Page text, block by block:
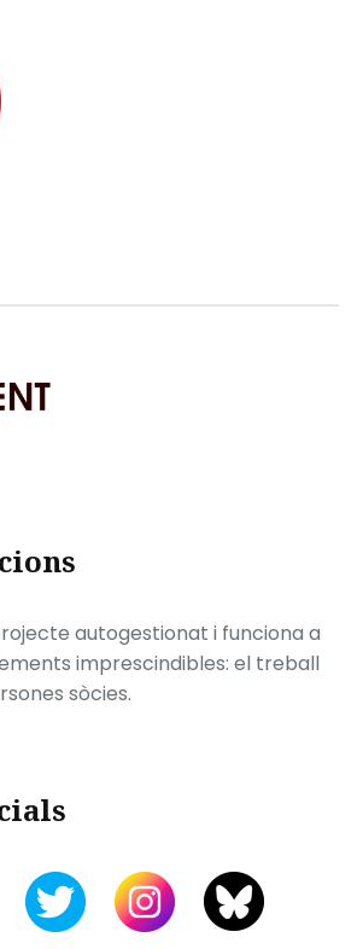
autogestionat i funciona a
imprescindibles: el treball
sòcies.